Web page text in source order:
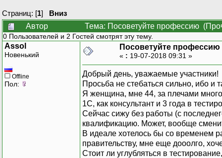
Страниц: [1] Вниз
Автор
Тема: Посоветуйте профессию
0 Пользователей и 2 Гостей смотрят эту тему.
Assol
Новенький
Offline
Пол:
Посоветуйте профессию
« : 19-07-2018 09:31 »
Добрый день, уважаемые участники!
Просьба не стебаться сильно, ибо и
Я женщина, мне 44, за плечами много
1С, как консультант и 3 года в
Сейчас сижу без работы (с
квалификацию. Может, вообще
В идеале хотелось бы со временем
правительству, мне еще дооолго,
Стоит ли углубляться в